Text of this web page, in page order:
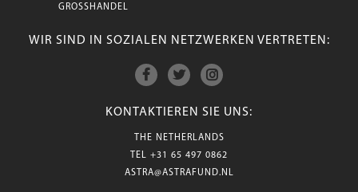
GROSSHANDEL
WIR SIND IN SOZIALEN NETZWERKEN VERTRETEN:
KONTAKTIEREN SIE UNS:
THE NETHERLANDS
TEL +31 65 497 0862
ASTRA@ASTRAFUND.NL